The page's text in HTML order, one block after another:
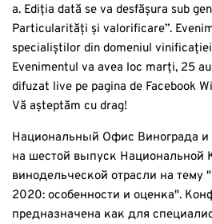
a. Ediția dată se va desfășura sub
Particularități și valorificare”.
specialiștilor din domeniul
Evenimentul va avea loc marți, 25
difuzat live pe pagina de Facebook
Vă așteptăm cu drag!
Национальный Офис Винограда и
на шестой выпуск Национальной
винодельческой отрасли на тему
2020: особенности и оценка".
предназначена как для